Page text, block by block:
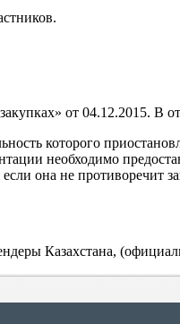
от 04.12.2015. В
которого
необходимо
она не противоречит
Казахстана,